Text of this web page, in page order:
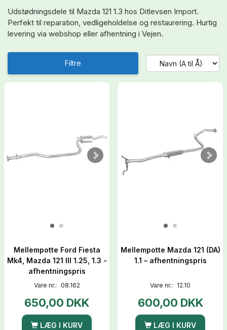
Udstødningsdele til Mazda 121 1.3 hos Ditlevsen Import.
Perfekt til reparation, vedligeholdelse og restaurering. Hurtig
levering via webshop eller afhentning i Vejen.
Filtre
Mellempotte Ford Fiesta
Mk4, Mazda 121 III 1.25, 1.3 -
afhentningspris
Vare nr.: 08.162
650,00 DKK
LÆG I KURV
Mellempotte Mazda 121 (DA)
1.1 – afhentningspris
Vare nr.: 12.10
600,00 DKK
LÆG I KURV